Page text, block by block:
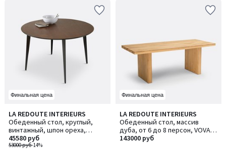
Финальная цена
LA REDOUTE INTERIEURS
Обеденный стол, круглый,
винтажный, шпон ореха,
WATFORD / ВОТФОРД
53000 руб-14%
45580 руб
4,2
/ 5
Финальная цена
LA REDOUTE INTERIEURS
Обеденный стол, массив
дуба, от 6 до 8 персон, VOVA /
ВОВА
143000 руб
4,5
/ 5